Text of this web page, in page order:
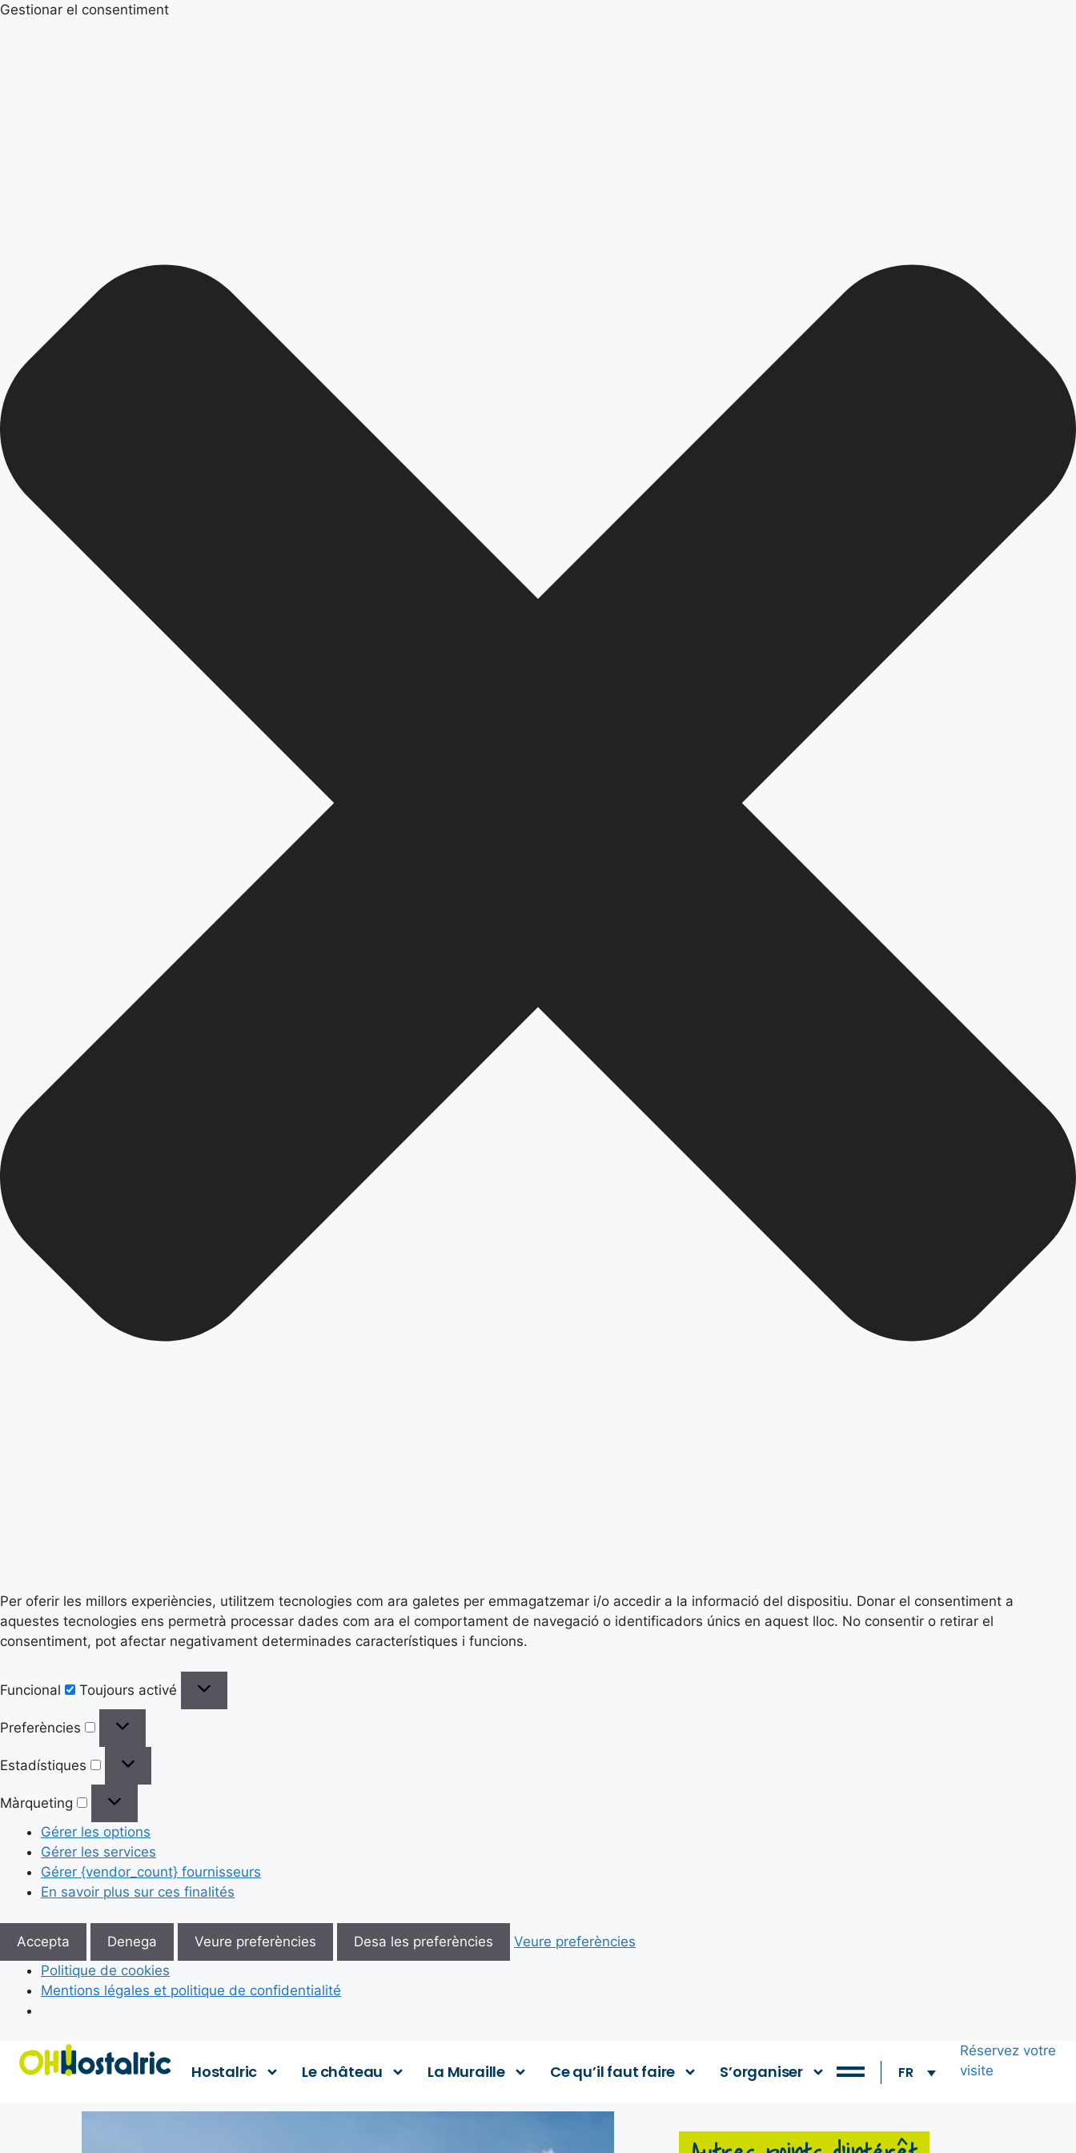
Gestionar el consentiment
Per oferir les millors experiències, utilitzem tecnologies com ara galetes per emmagatzemar i/o accedir a la informació del dispositiu. Donar el consentiment a
aquestes tecnologies ens permetrà processar dades com ara el comportament de navegació o identificadors únics en aquest lloc. No consentir o retirar el
consentiment, pot afectar negativament determinades característiques i funcions.
Funcional Toujours activé
Preferències
Estadístiques
Màrqueting
Gérer les options
Gérer les services
Gérer {vendor_count} fournisseurs
En savoir plus sur ces finalités
Accepta Denega Veure preferències Desa les preferències
Veure preferències
Politique de cookies
Mentions légales et politique de confidentialité
Hostalric Le château La Muraille Ce qu’il faut faire S’organiser FR
Réservez votre
visite